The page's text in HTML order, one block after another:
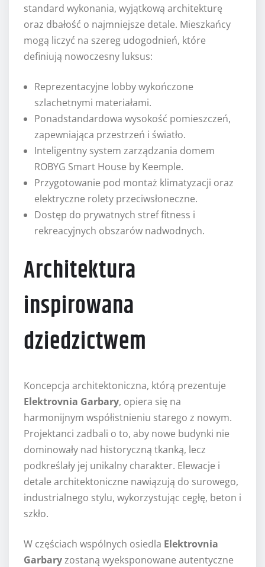
standard wykonania, wyjątkową architekturę
oraz dbałość o najmniejsze detale. Mieszkańcy
mogą liczyć na szereg udogodnień, które
definiują nowoczesny luksus:
Reprezentacyjne lobby wykończone
szlachetnymi materiałami.
Ponadstandardowa wysokość pomieszczeń,
zapewniająca przestrzeń i światło.
Inteligentny system zarządzania domem
ROBYG Smart House by Keemple.
Przygotowanie pod montaż klimatyzacji oraz
elektryczne rolety przeciwsłoneczne.
Dostęp do prywatnych stref fitness i
rekreacyjnych obszarów nadwodnych.
Architektura
inspirowana
dziedzictwem
Koncepcja architektoniczna, którą prezentuje
Elektrovnia Garbary, opiera się na
harmonijnym współistnieniu starego z nowym.
Projektanci zadbali o to, aby nowe budynki nie
dominowały nad historyczną tkanką, lecz
podkreślały jej unikalny charakter. Elewacje i
detale architektoniczne nawiązują do surowego,
industrialnego stylu, wykorzystując cegłę, beton i
szkło.
W częściach wspólnych osiedla Elektrovnia
Garbaryzostaną wyeksponowane autentyczne